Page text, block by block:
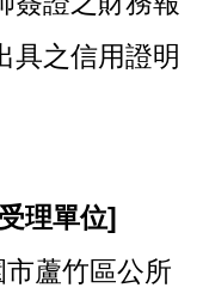
具之信用證明
理單位]
市蘆竹區公所